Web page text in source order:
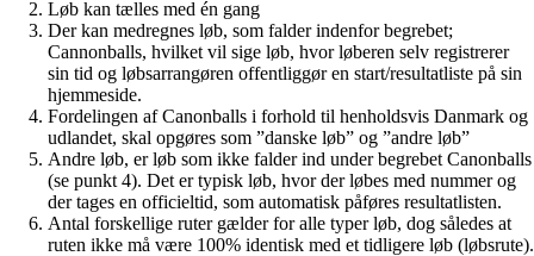
Løb kan tælles med én gang
Der kan medregnes løb, som falder indenfor begrebet;
Cannonballs, hvilket vil sige løb, hvor løberen selv registrerer
sin tid og løbsarrangøren offentliggør en start/resultatliste på sin
hjemmeside.
Fordelingen af Canonballs i forhold til henholdsvis Danmark og
udlandet, skal opgøres som ”danske løb” og ”andre løb”
Andre løb, er løb som ikke falder ind under begrebet Canonballs
(se punkt 4). Det er typisk løb, hvor der løbes med nummer og
der tages en officieltid, som automatisk påføres resultatlisten.
Antal forskellige ruter gælder for alle typer løb, dog således at
ruten ikke må være 100% identisk med et tidligere løb (løbsrute).